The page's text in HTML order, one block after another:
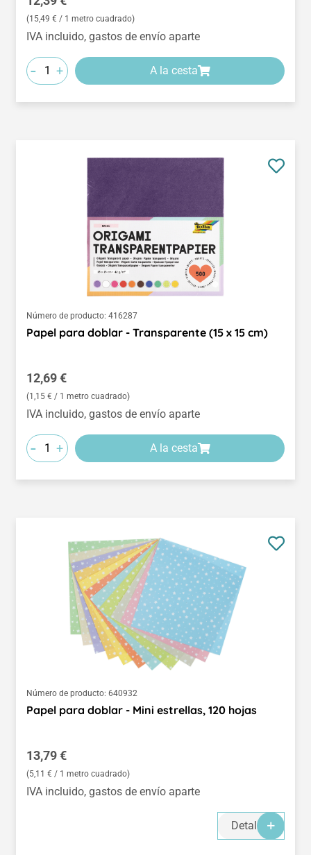
(15,49 € / 1 metro cuadrado)
IVA incluido, gastos de envío aparte
- + A la cesta
Número de producto: 416287
Papel para doblar - Transparente (15 x 15 cm)
Precio normal:
12,69 €
(1,15 € / 1 metro cuadrado)
IVA incluido, gastos de envío aparte
- + A la cesta
Número de producto: 640932
Papel para doblar - Mini estrellas, 120 hojas
Precio normal:
13,79 €
(5,11 € / 1 metro cuadrado)
IVA incluido, gastos de envío aparte
Detalles